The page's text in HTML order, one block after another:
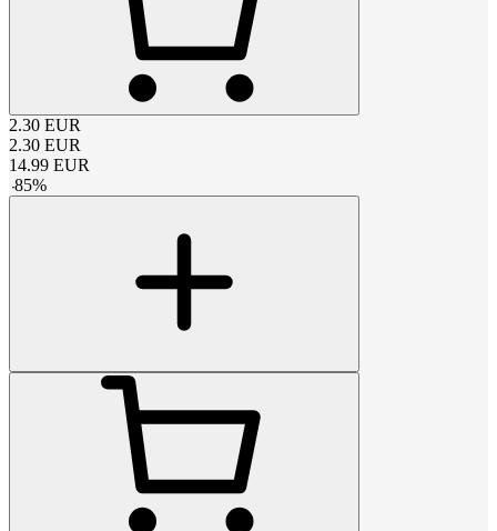
2.30 EUR
2.30 EUR
14.99 EUR
-85%